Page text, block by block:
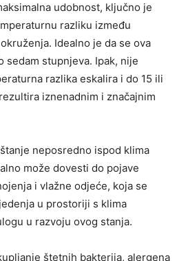
udobnost, ključno je
razliku između
Idealno je da se ova
sedam stupnjeva. Ipak, nije
razlika eskalira i do 15 ili
iznenadnim i značajnim
neposredno ispod klima
može dovesti do pojave
i vlažne odjeće, koja se
u prostoriji s klima
u razvoju ovog stanja.
štetnih bakterija, alergena